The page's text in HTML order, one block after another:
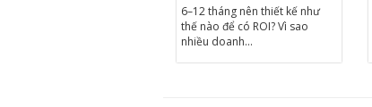
6–12 tháng nên thiết kế như
thế nào để có ROI? Vì sao
nhiều doanh...